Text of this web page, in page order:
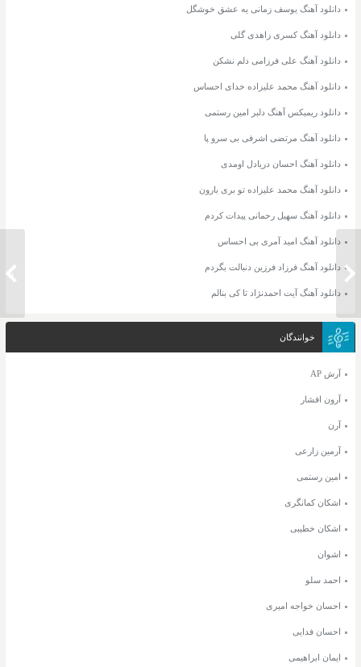
دانلود ریمیکس آهنگ عطر خاطره علی زند
دانلود آهنگ یوسف زمانی یه عشق خوشگل
دانلود آهنگ کسری زاهدی گلی
دانلود آهنگ علی فرزامی دلم نشکن
دانلود آهنگ محمد علیزاده خدای احساس
دانلود ریمیکس آهنگ دلبر امین رستمی
دانلود آهنگ مرتضی اشرفی بی سرو پا
دانلود آهنگ احسان دریادل اومدی
دانلود آهنگ محمد علیزاده تو بری بارون
دانلود آهنگ سهیل رحمانی پیدات کردم
دانلود آهنگ امید آمری بی احساس
دانلود آهنگ فرزاد فرزین دنبالت بگردم
دانلود آهنگ آیت احمدنژاد تا کی بنالم
خوانندگان
آرش AP
آرون افشار
آرن
آرمین زارعی
امین رستمی
اشکان کمانگری
اشکان خطیبی
اشوان
احمد سلو
احسان خواجه امیری
احسان فدایی
ایمان ابراهیمی